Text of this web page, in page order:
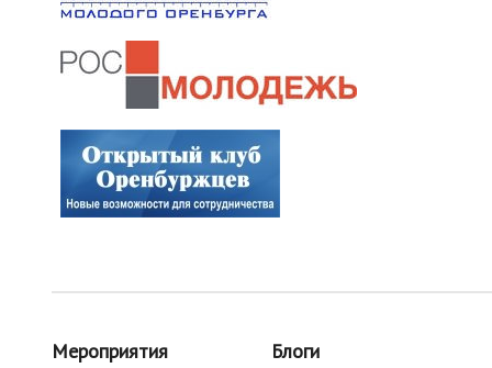
Мероприятия Блоги